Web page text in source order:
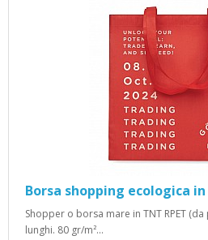
Borsa shopping ecologica
Shopper o borsa mare in TNT RPET
lunghi. 80 gr/m²...